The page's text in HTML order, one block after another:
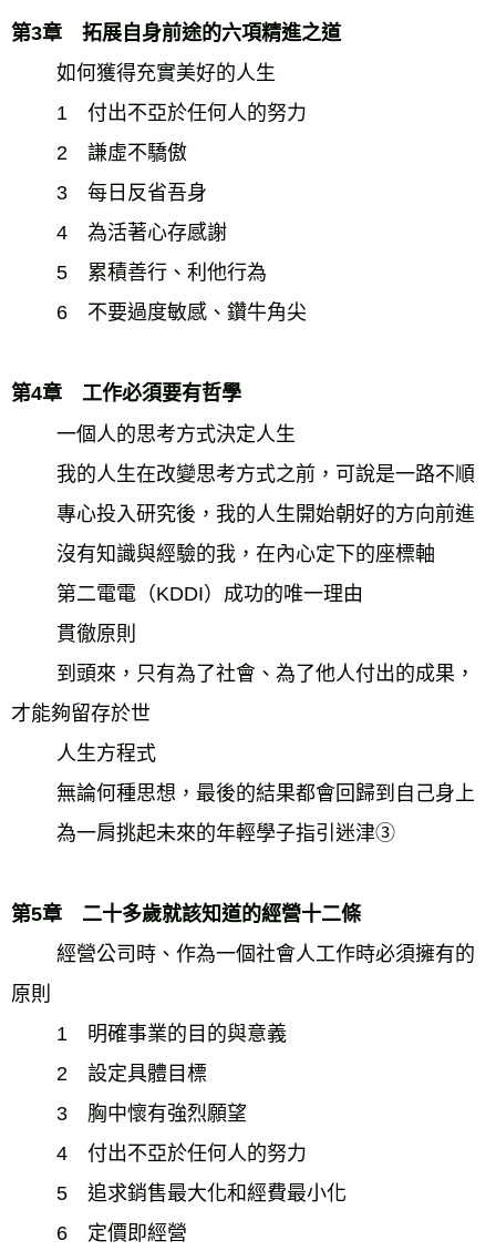
第3章　拓展自身前途的六項精進之道
如何獲得充實美好的人生
1　付出不亞於任何人的努力
2　謙虛不驕傲
3　每日反省吾身
4　為活著心存感謝
5　累積善行、利他行為
6　不要過度敏感、鑽牛角尖
第4章　工作必須要有哲學
一個人的思考方式決定人生
我的人生在改變思考方式之前，可說是一路不順
專心投入研究後，我的人生開始朝好的方向前進
沒有知識與經驗的我，在內心定下的座標軸
第二電電（KDDI）成功的唯一理由
貫徹原則
到頭來，只有為了社會、為了他人付出的成果，
才能夠留存於世
人生方程式
無論何種思想，最後的結果都會回歸到自己身上
為一肩挑起未來的年輕學子指引迷津③
第5章　二十多歲就該知道的經營十二條
經營公司時、作為一個社會人工作時必須擁有的
原則
1　明確事業的目的與意義
2　設定具體目標
3　胸中懷有強烈願望
4　付出不亞於任何人的努力
5　追求銷售最大化和經費最小化
6　定價即經營